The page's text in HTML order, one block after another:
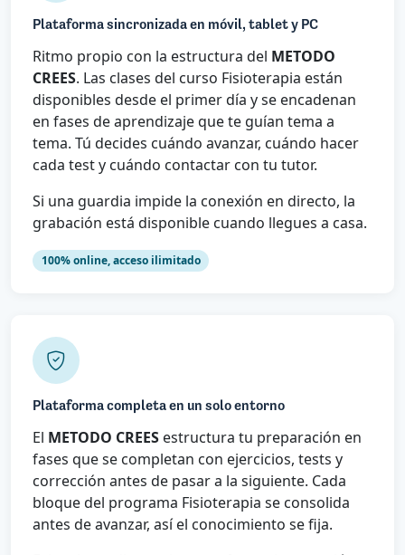
Plataforma sincronizada en móvil, tablet y PC
Ritmo propio con la estructura del METODO
CREES. Las clases del curso Fisioterapia están
disponibles desde el primer día y se encadenan
en fases de aprendizaje que te guían tema a
tema. Tú decides cuándo avanzar, cuándo hacer
cada test y cuándo contactar con tu tutor.
Si una guardia impide la conexión en directo, la
grabación está disponible cuando llegues a casa.
100% online, acceso ilimitado
Plataforma completa en un solo entorno
El METODO CREES estructura tu preparación en
fases que se completan con ejercicios, tests y
corrección antes de pasar a la siguiente. Cada
bloque del programa Fisioterapia se consolida
antes de avanzar, así el conocimiento se fija.